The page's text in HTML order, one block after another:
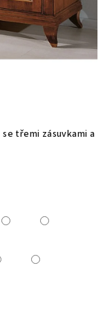
se třemi zásuvkami a